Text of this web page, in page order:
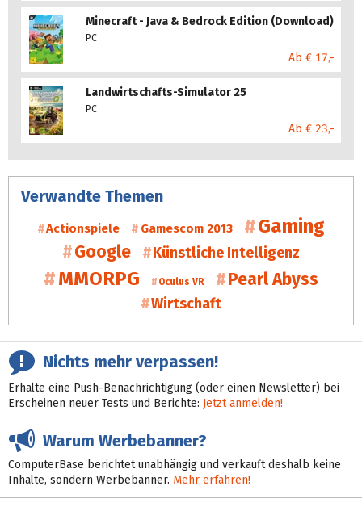
Minecraft - Java & Bedrock Edition (Download)
PC
Ab € 17,-
Landwirtschafts-Simulator 25
PC
Ab € 23,-
Verwandte Themen
Actionspiele Gamescom 2013 Gaming
Google Künstliche Intelligenz
MMORPG Oculus VR Pearl Abyss
Wirtschaft
Nichts mehr verpassen!
Erhalte eine Push-Benachrichtigung (oder einen Newsletter) bei
Erscheinen neuer Tests und Berichte: Jetzt anmelden!
Warum Werbebanner?
ComputerBase berichtet unabhängig und verkauft deshalb keine
Inhalte, sondern Werbebanner. Mehr erfahren!